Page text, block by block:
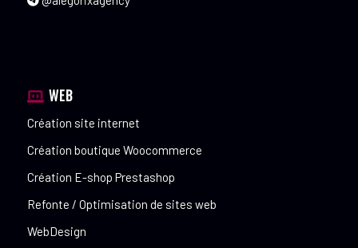
WEB
Création site internet
Création boutique Woocommerce
Création E-shop Prestashop
Refonte / Optimisation de sites web
WebDesign